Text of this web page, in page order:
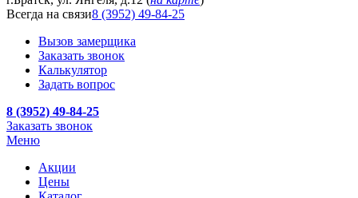
Всегда на связи8 (3952) 49-84-25
Вызов замерщика
Заказать звонок
Калькулятор
Задать вопрос
8 (3952) 49-84-25
Заказать звонок
Меню
Акции
Цены